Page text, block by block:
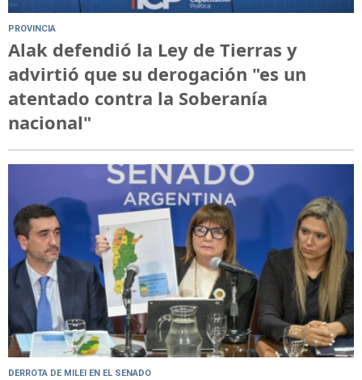
PROVINCIA
Alak defendió la Ley de Tierras y
advirtió que su derogación "es un
atentado contra la Soberanía
nacional"
DERROTA DE MILEI EN EL SENADO